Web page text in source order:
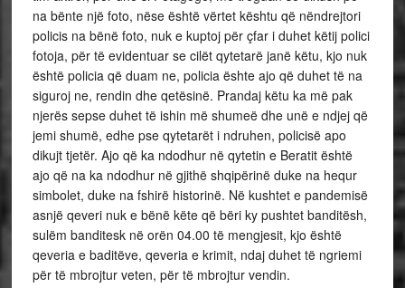
na bënte një foto, nëse është vërtet kështu që nëndrejtori
policis na bënë foto, nuk e kuptoj për çfar i duhet këtij polici
fotoja, për të evidentuar se cilët qytetarë janë këtu, kjo nuk
është policia që duam ne, policia ështe ajo që duhet të na
siguroj ne, rendin dhe qetësinë. Prandaj këtu ka më pak
njerës sepse duhet të ishin më shumeë dhe unë e ndjej që
jemi shumë, edhe pse qytetarët i ndruhen, policisë apo
dikujt tjetër. Ajo që ka ndodhur në qytetin e Beratit është
ajo që na ka ndodhur në gjithë shqipërinë duke na hequr
simbolet, duke na fshirë historinë. Në kushtet e pandemisë
asnjë qeveri nuk e bënë këte që bëri ky pushtet banditësh,
sulëm banditesk në orën 04.00 të mengjesit, kjo është
qeveria e baditëve, qeveria e krimit, ndaj duhet të ngriemi
për të mbrojtur veten, për të mbrojtur vendin.